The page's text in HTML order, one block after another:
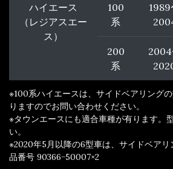
※100系ハイエースは、サイドベアリング
りますのでお問い合わせください。
※タウンエースにも適合車種が有ります。
い。
※2020年5月以降の6型車は、サイドベア
品番号 90366−50007×2
ハイエース
（レジアスエー
ス）
100
系
1989
200
系
2004